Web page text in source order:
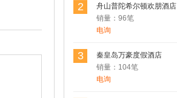
2
舟山普陀希尔顿欢朋酒店
销量：96笔
电询
3
秦皇岛万豪度假酒店
销量：104笔
电询